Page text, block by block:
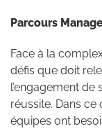
Parcours
Face à la
défis que doit
l’engagement
réussite. Dans
équipes ont